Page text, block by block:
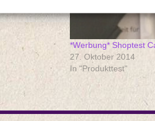
*Werbung* Shoptest
27. Oktober 2014
In "Produkttest"